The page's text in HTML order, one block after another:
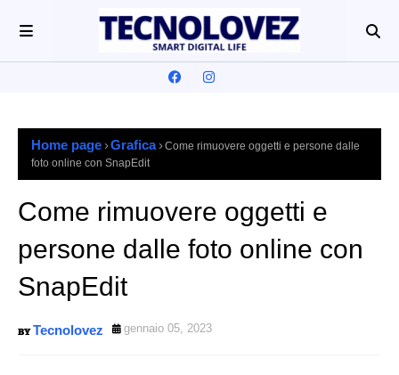
Home page Grafica
Come rimuovere oggetti e persone dalle
foto online con SnapEdit
Come rimuovere oggetti e
persone dalle foto online con
SnapEdit
Tecnolovez gennaio 05, 2023